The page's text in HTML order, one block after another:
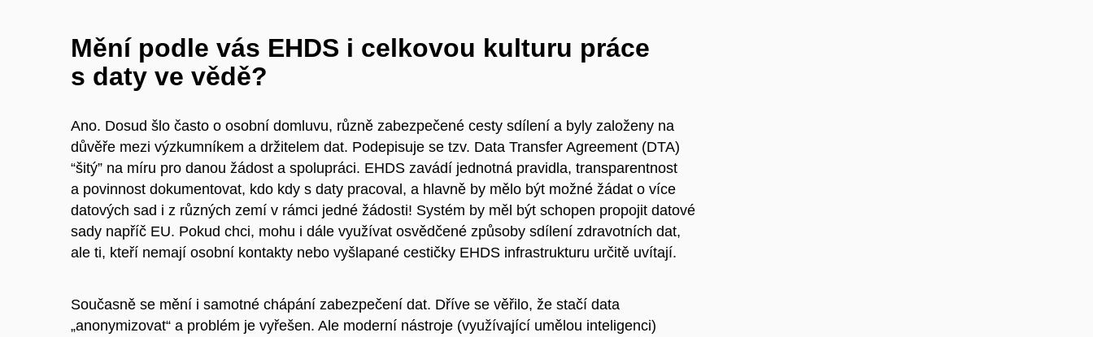
Mění podle vás EHDS i celkovou kulturu práce
s daty ve vědě?
Ano. Dosud šlo často o osobní domluvu, různě zabezpečené cesty sdílení a byly založeny na
důvěře mezi výzkumníkem a držitelem dat. Podepisuje se tzv. Data Transfer Agreement (DTA)
“šitý” na míru pro danou žádost a spolupráci. EHDS zavádí jednotná pravidla, transparentnost
a povinnost dokumentovat, kdo kdy s daty pracoval, a hlavně by mělo být možné žádat o více
datových sad i z různých zemí v rámci jedné žádosti! Systém by měl být schopen propojit datové
sady napříč EU. Pokud chci, mohu i dále využívat osvědčené způsoby sdílení zdravotních dat,
ale ti, kteří nemají osobní kontakty nebo vyšlapané cestičky EHDS infrastrukturu určitě uvítají.
Současně se mění i samotné chápání zabezpečení dat. Dříve se věřilo, že stačí data
„anonymizovat“ a problém je vyřešen. Ale moderní nástroje (využívající umělou inteligenci)